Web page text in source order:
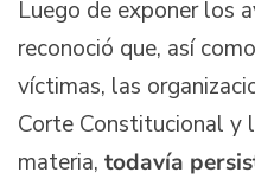
Luego de exponer los
reconoció que, así
víctimas, las
Corte Constitucional y
materia, todavía